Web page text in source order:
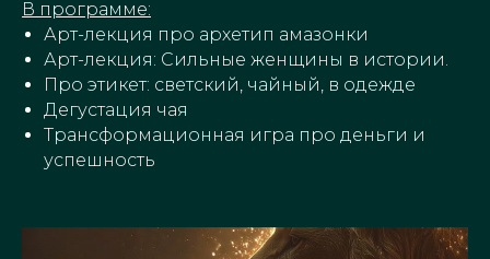
В программе:
Арт-лекция про архетип амазонки
Арт-лекция: Сильные женщины в истории.
Про этикет: светский, чайный, в одежде
Дегустация чая
Трансформационная игра про деньги и
успешность